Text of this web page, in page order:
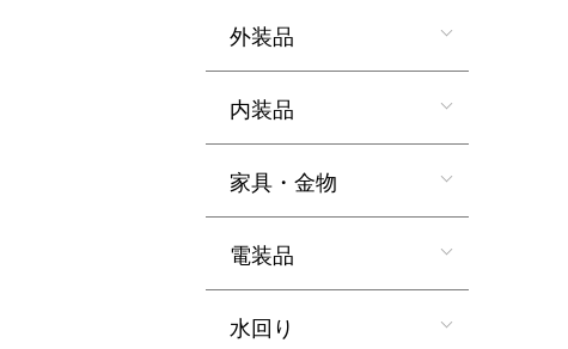
外装品
内装品
家具・金物
電装品
水回り